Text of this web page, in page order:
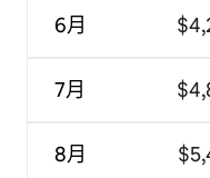
6月
7月
8月